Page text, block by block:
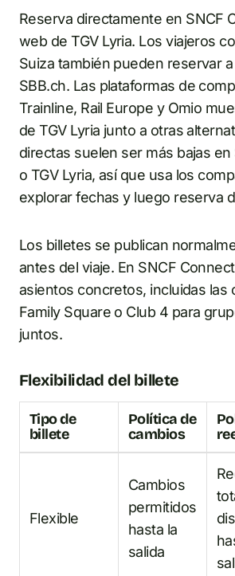
Reserva directamente en SNCF
web de TGV Lyria. Los viajeros
Suiza también pueden reservar
SBB.ch. Las plataformas de
Trainline, Rail Europe y Omio
de TGV Lyria junto a otras
directas suelen ser más bajas
o TGV Lyria, así que usa los
explorar fechas y luego reserva
Los billetes se publican
antes del viaje. En SNCF
asientos concretos, incluidas las
Family Square o Club 4 para
juntos.
Flexibilidad del billete
Tipo de
billete
Política de
cambios
Flexible
Cambios
permitidos
hasta la
salida